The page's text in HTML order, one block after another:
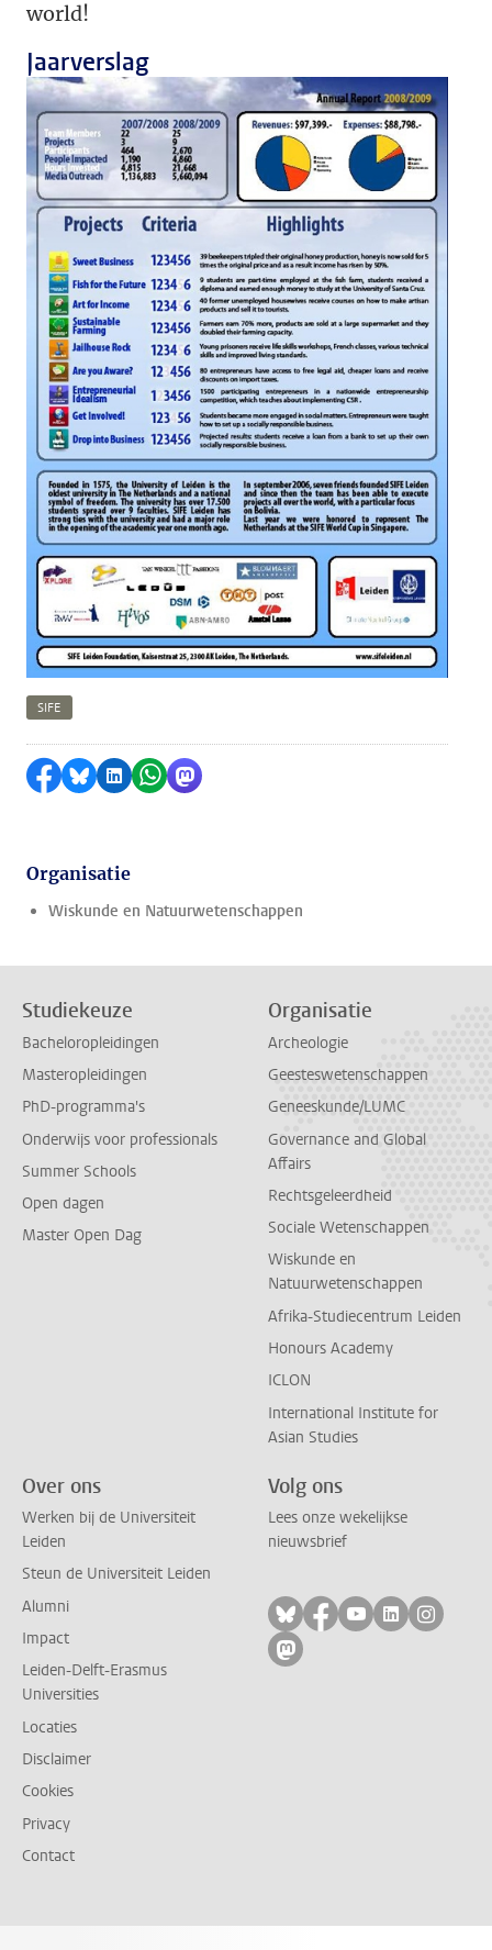
world!
Jaarverslag
SIFE
Delen op Facebook
Delen via Bluesky
Delen op LinkedIn
Delen via WhatsApp
Delen via Mastodon
Organisatie
Wiskunde en Natuurwetenschappen
Studiekeuze
Bacheloropleidingen
Masteropleidingen
PhD-programma's
Onderwijs voor professionals
Summer Schools
Open dagen
Master Open Dag
Organisatie
Archeologie
Geesteswetenschappen
Geneeskunde/LUMC
Governance and Global
Affairs
Rechtsgeleerdheid
Sociale Wetenschappen
Wiskunde en
Natuurwetenschappen
Afrika-Studiecentrum Leiden
Honours Academy
ICLON
International Institute for
Asian Studies
Over ons
Werken bij de Universiteit
Leiden
Steun de Universiteit Leiden
Alumni
Impact
Leiden-Delft-Erasmus
Universities
Locaties
Disclaimer
Cookies
Privacy
Contact
Volg ons
Lees onze wekelijkse
nieuwsbrief
Volg ons op bluesky
Volg ons op
Volg ons op
Volg ons
Volg
Volg ons op mastodon